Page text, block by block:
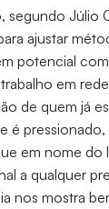
segundo Júlio
ajustar
potencial
em
de quem já
é
em nome do
a qualquer
nos mostra